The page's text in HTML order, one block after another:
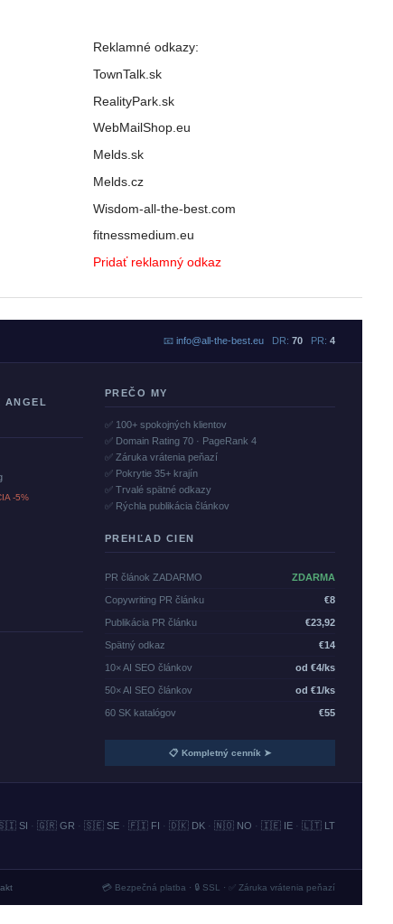
Reklamné odkazy:
TownTalk.sk
RealityPark.sk
WebMailShop.eu
Melds.sk
Melds.cz
Wisdom-all-the-best.com
fitnessmedium.eu
Pridať reklamný odkaz
📧 info@all-the-best.euDR: 70PR: 4
ANGEL
-5%
PREČO MY
✅ 100+ spokojných klientov
✅ Domain Rating 70 · PageRank 4
✅ Záruka vrátenia peňazí
✅ Pokrytie 35+ krajín
✅ Trvalé spätné odkazy
✅ Rýchla publikácia článkov
PREHĽAD CIEN
PR článok ZADARMO ZDARMA
Copywriting PR článku €8
Publikácia PR článku €23,92
Spätný odkaz €14
10× AI SEO článkov od €4/ks
50× AI SEO článkov od €1/ks
60 SK katalógov €55
📋 Kompletný cenník ➤
SI · 🇬🇷 GR · 🇸🇪 SE · 🇫🇮 FI · 🇩🇰 DK · 🇳🇴 NO · 🇮🇪 IE · 🇱🇹 LT
💳 Bezpečná platba · 🔒 SSL · ✅ Záruka vrátenia peňazí